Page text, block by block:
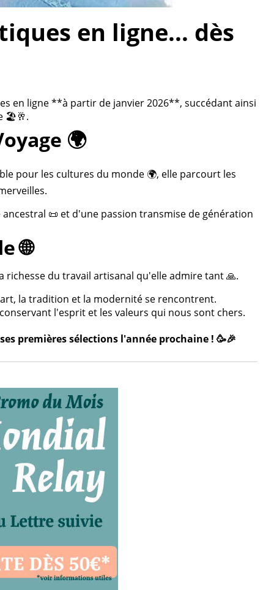
en ligne... dès
en ligne **à partir de janvier 2026**, succédant ainsi
🏖️🥂.
🌍
pour les cultures du monde 🌍, elle parcourt les
📜 et d'une passion transmise de génération
🌐
richesse du travail artisanal qu'elle admire tant 🙏.
la tradition et la modernité se rencontrent.
l'esprit et les valeurs qui nous sont chers.
premières sélections l'année prochaine ! 🥳🎉